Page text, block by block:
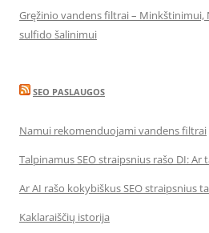
Gręžinio vandens filtrai – Minkštinimui,
sulfido šalinimui
SEO PASLAUGOS
Namui rekomenduojami vandens filtrai
Talpinamus SEO straipsnius rašo DI: Ar
Ar AI rašo kokybiškus SEO straipsnius
Kaklaraiščių istorija